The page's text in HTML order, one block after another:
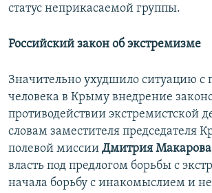
статус неприкасаемой группы.
Российский закон об экстремизме
Значительно ухудшило ситуацию с
человека в Крыму внедрение
противодействии экстремистской
словам заместителя председателя
полевой миссии Дмитрия Макарова
власть под предлогом борьбы с
начала борьбу с инакомыслием и